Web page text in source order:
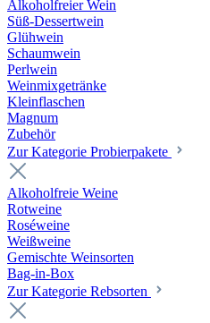
Alkoholfreier Wein
Süß-Dessertwein
Glühwein
Schaumwein
Perlwein
Weinmixgetränke
Kleinflaschen
Magnum
Zubehör
Zur Kategorie Probierpakete
Alkoholfreie Weine
Rotweine
Roséweine
Weißweine
Gemischte Weinsorten
Bag-in-Box
Zur Kategorie Rebsorten